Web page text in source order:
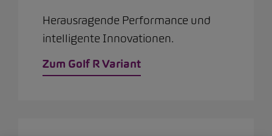
Herausragende Performance und
intelligente Innovationen.
Zum Golf R Variant